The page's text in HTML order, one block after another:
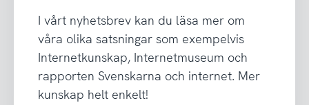
I vårt nyhetsbrev kan du läsa mer om
våra olika satsningar som exempelvis
Internetkunskap, Internetmuseum och
rapporten Svenskarna och internet. Mer
kunskap helt enkelt!